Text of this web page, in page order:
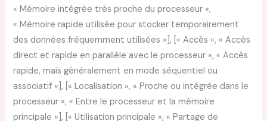
« Mémoire intégrée très proche du processeur »,
« Mémoire rapide utilisée pour stocker temporairement
des données fréquemment utilisées »], [« Accès », « Accès
direct et rapide en parallèle avec le processeur », « Accès
rapide, mais généralement en mode séquentiel ou
associatif »], [« Localisation », « Proche ou intégrée dans le
processeur », « Entre le processeur et la mémoire
principale »], [« Utilisation principale », « Partage de